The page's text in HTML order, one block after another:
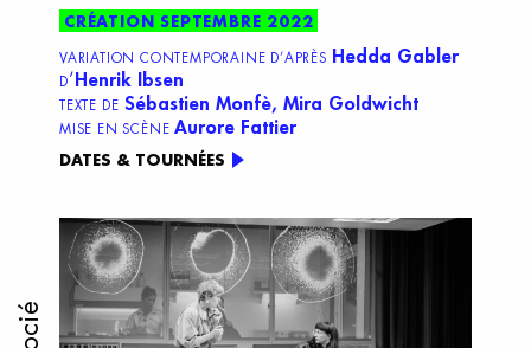
CRÉATION SEPTEMBRE 2022
VARIATION CONTEMPORAINE D’APRÈS Hedda Gabler
D’ Henrik Ibsen
TEXTE DE Sébastien Monfè, Mira Goldwicht
MISE EN SCÈNEAurore Fattier
DATES & TOURNÉES